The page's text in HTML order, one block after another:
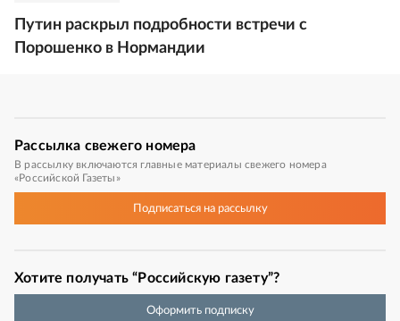
Путин раскрыл подробности встречи с
Порошенко в Нормандии
Рассылка свежего номера
В рассылку включаются главные материалы свежего номера
«Российской Газеты»
Подписатьсяна рассылку
Хотите получать “Российскую газету”?
Оформить подписку